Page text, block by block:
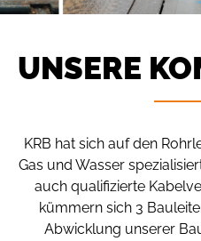
UNSERE
KRB hat sich auf den
Gas und Wasser
auch qualifizierte
kümmern sich 3
Abwicklung unserer